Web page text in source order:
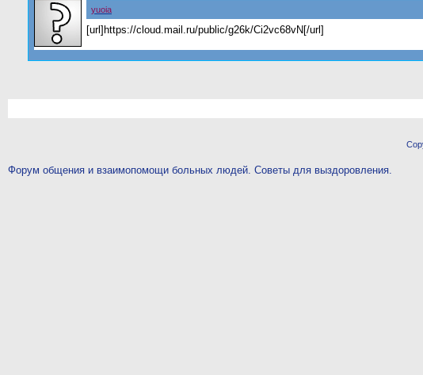
yuoia
[url]https://cloud.mail.ru/public/g26k/Ci2vc68vN[/url]
Форум общения и взаимопомощи больных людей. Советы для выздоровления.